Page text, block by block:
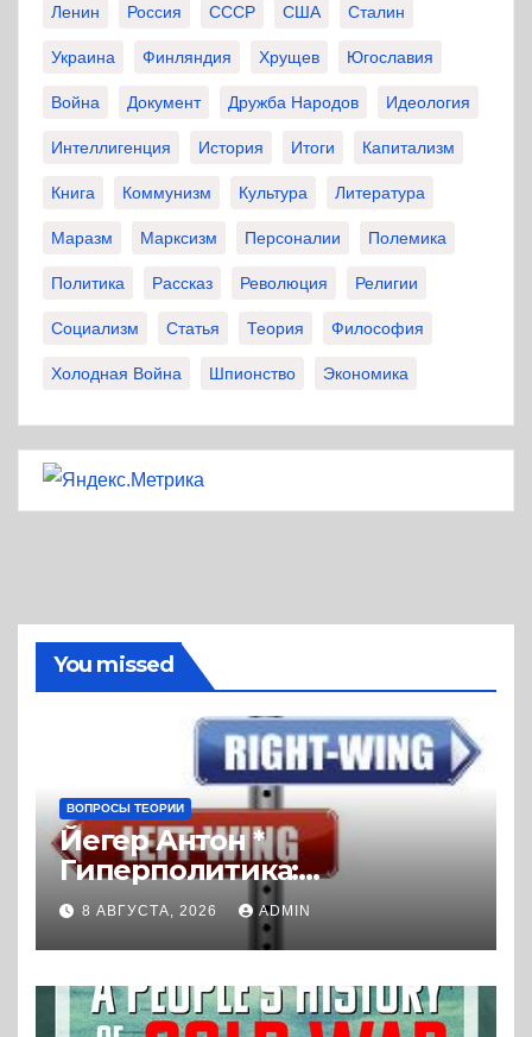
Ленин Россия СССР США Сталин
Украина Финляндия Хрущев Югославия
Война Документ Дружба Народов Идеология
Интеллигенция История Итоги Капитализм
Книга Коммунизм Культура Литература
Маразм Марксизм Персоналии Полемика
Политика Рассказ Революция Религии
Социализм Статья Теория Философия
Холодная Война Шпионство Экономика
You missed
ВОПРОСЫ ТЕОРИИ
Йегер Антон *
Гиперполитика:
Экстремальная
политизация без
политических
последствий (2026) *
Реферат книги
8 АВГУСТА, 2026 ADMIN